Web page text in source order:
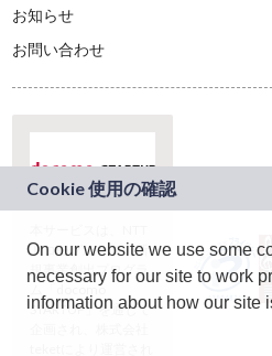
お知らせ
お問い合わせ
ドコモグループの新
規事業創出プログラ
ム「docomo
STARTUP」を通じて
On our website we use some
necessary for our site to work
information about how our site